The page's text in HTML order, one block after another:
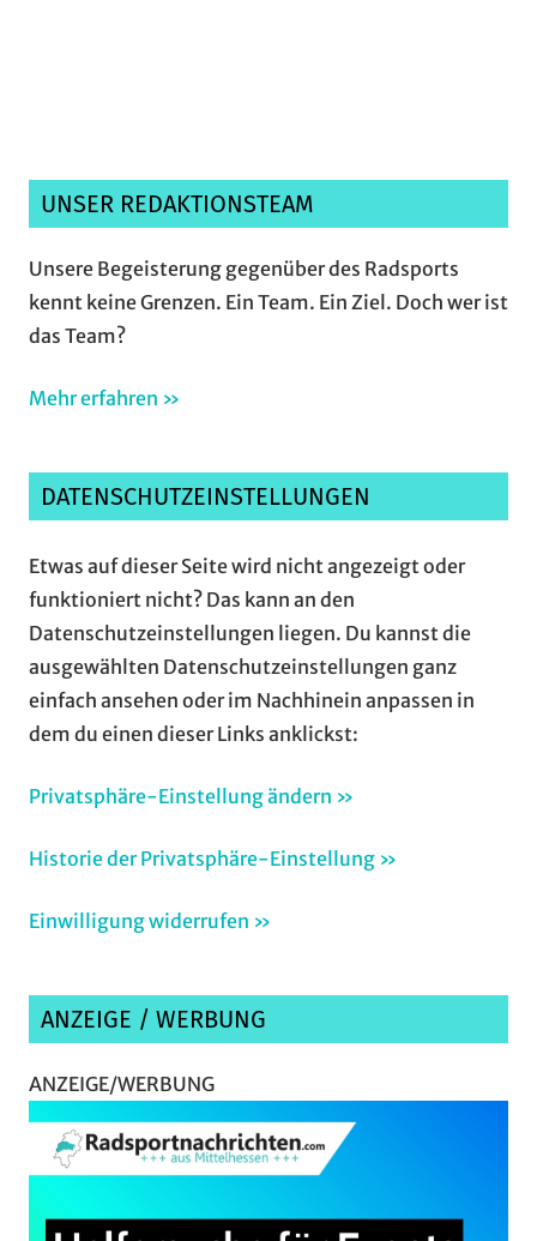
UNSER REDAKTIONSTEAM
Unsere Begeisterung gegenüber des Radsports
kennt keine Grenzen. Ein Team. Ein Ziel. Doch wer ist
das Team?
Mehr erfahren »
DATENSCHUTZEINSTELLUNGEN
Etwas auf dieser Seite wird nicht angezeigt oder
funktioniert nicht? Das kann an den
Datenschutzeinstellungen liegen. Du kannst die
ausgewählten Datenschutzeinstellungen ganz
einfach ansehen oder im Nachhinein anpassen in
dem du einen dieser Links anklickst:
Privatsphäre-Einstellung ändern »
Historie der Privatsphäre-Einstellung »
Einwilligung widerrufen »
ANZEIGE / WERBUNG
ANZEIGE/WERBUNG